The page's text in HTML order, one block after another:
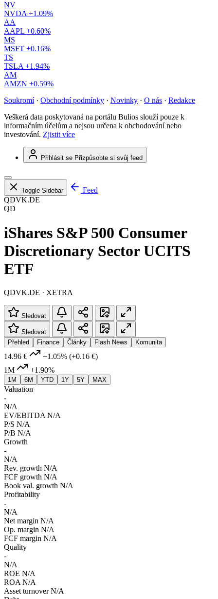
NV
NVDA +1.09%
AA
AAPL +0.60%
MS
MSFT +0.16%
TS
TSLA +1.94%
AM
AMZN +0.59%
Soukromí · Obchodní podmínky · Novinky · O nás · Redakce
Veškerá data poskytovaná na portálu Bulios slouží pouze k
informačním účelům a nejsou určena k obchodování nebo
investování. Zjistit více
Přihlásit se Přizpůsobte si svůj feed
Toggle Sidebar
Feed
QDVK.DE
QD
iShares S&P 500 Consumer
Discretionary Sector UCITS
ETF
QDVK.DE · XETRA
Sledovat
Sledovat
Přehled
Finance Články Flash News Komunita
14.96 € +1.05% (+0.16 €)
1M
+1.90%
1M 6M YTD 1Y 5Y MAX
Valuation
-
N/A
EV/EBITDA N/A
P/S N/A
P/B N/A
Growth
-
N/A
Rev. growth N/A
FCF growth N/A
Book val. growth N/A
Profitability
-
N/A
Net margin N/A
Op. margin N/A
FCF margin N/A
Quality
-
N/A
ROE N/A
ROA N/A
Asset turnover N/A